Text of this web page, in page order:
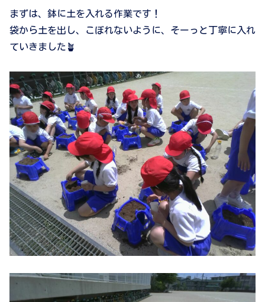
まずは、鉢に土を入れる作業です！
袋から土を出し、こぼれないように、そーっと丁寧に入れ
ていきました🪴